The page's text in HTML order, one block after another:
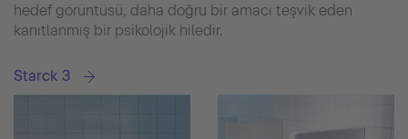
hedef görüntüsü, daha doğru bir amacı teşvik eden
kanıtlanmış bir psikolojik hiledir.
Starck 3